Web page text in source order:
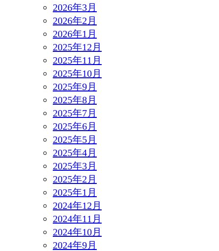
2026年3月
2026年2月
2026年1月
2025年12月
2025年11月
2025年10月
2025年9月
2025年8月
2025年7月
2025年6月
2025年5月
2025年4月
2025年3月
2025年2月
2025年1月
2024年12月
2024年11月
2024年10月
2024年9月